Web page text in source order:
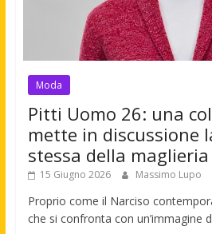
Moda
Pitti Uomo 26: una
mette in discussione
stessa della maglieria
15 Giugno 2026 Massimo Lupo
Proprio come il Narciso
che si confronta con un’immagine